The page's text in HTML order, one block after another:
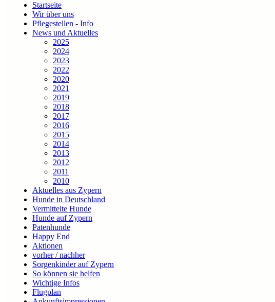
Startseite
Wir über uns
Pflegestellen - Info
News und Aktuelles
2025
2024
2023
2022
2020
2021
2019
2018
2017
2016
2015
2014
2013
2012
2011
2010
Aktuelles aus Zypern
Hunde in Deutschland
Vermittelte Hunde
Hunde auf Zypern
Patenhunde
Happy End
Aktionen
vorher / nachher
Sorgenkinder auf Zypern
So können sie helfen
Wichtige Infos
Flugplan